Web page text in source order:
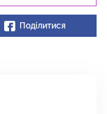
Поділитися